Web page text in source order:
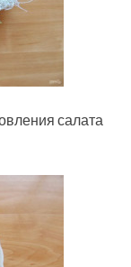
салата